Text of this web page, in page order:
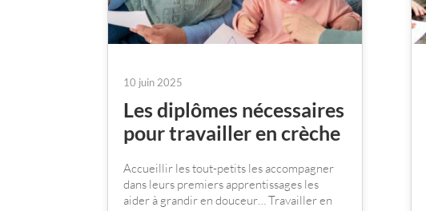
10 juin 2025
Les diplômes nécessaires
pour travailler en crèche
Accueillir les tout-petits les accompagner
dans leurs premiers apprentissages les
aider à grandir en douceur… Travailler en